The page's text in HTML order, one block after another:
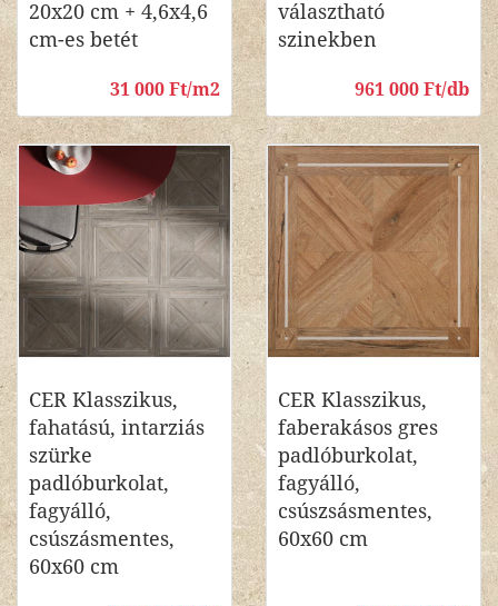
20x20 cm + 4,6x4,6
cm-es betét
31 000 Ft/m2
választható
szinekben
961 000 Ft/db
CER Klasszikus,
fahatású, intarziás
szürke
padlóburkolat,
fagyálló,
csúszásmentes,
60x60 cm
CER Klasszikus,
faberakásos gres
padlóburkolat,
fagyálló,
csúszsásmentes,
60x60 cm